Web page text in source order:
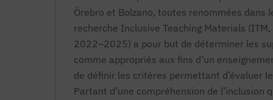
Örebro et Bolzano, toutes renommées dans
recherche Inclusive Teaching Materials
2022–2025) a pour but de déterminer les
comme appropriés aux fins d’un
de définir les critères permettant d’évaluer
Partant d’une compréhension de l’inclusion